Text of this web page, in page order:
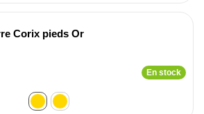
Corix pieds Or
En stock